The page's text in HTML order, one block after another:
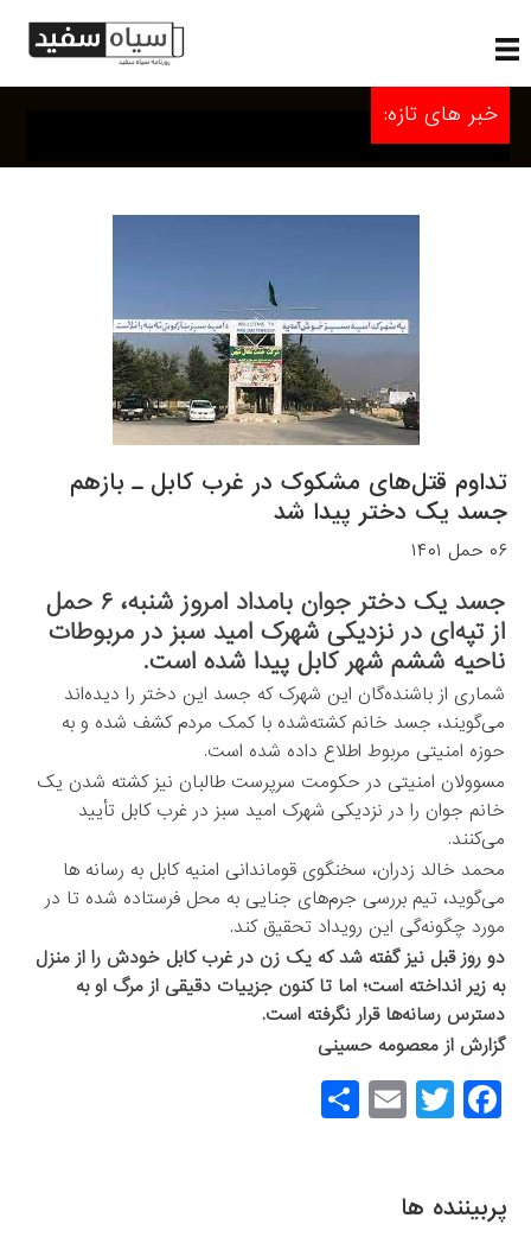
خبر های تازه:
پربیننده ها
تداوم قتل‌های مشکوک در غرب کابل ـ بازهم
جسد یک دختر پیدا شد
۰۶ حمل ۱۴۰۱
جسد یک دختر جوان بامداد امروز شنبه، ۶ حمل
از تپه‌ای در نزدیکی شهرک امید سبز در مربوطات
ناحیه ششم شهر کابل پیدا شده است.
شماری از باشنده‌گان این شهرک که جسد این دختر را دیده‌اند
می‌گویند، جسد خانم کشته‌شده با کمک مردم کشف شده و به
حوزه امنیتی مربوط اطلاع داده شده است.
مسوولان امنیتی در حکومت سرپرست طالبان نیز کشته شدن یک
خانم جوان را در نزدیکی شهرک امید سبز در غرب کابل تأیید
می‌کنند.
محمد خالد زدران، سخنگوی قوماندانی امنیه کابل به رسانه ها
می‌گوید، تیم بررسی جرم‌های جنایی به محل فرستاده شده تا در
مورد چگونه‌گی این رویداد تحقیق کند.
دو روز قبل نیز گفته شد که یک زن در غرب کابل خودش را از منزل
به زیر انداخته است؛ اما تا کنون جزییات دقیقی از مرگ او به
دسترس رسانه‌ها قرار نگرفته است.
گزارش از معصومه حسینی
F
a
e
T
wi
er
E
m